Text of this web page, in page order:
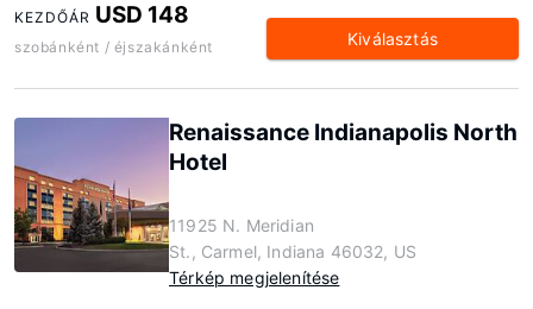
KEZDŐÁR USD 148
szobánként / éjszakánként Kiválasztás
Renaissance Indianapolis North
Hotel
11925 N. Meridian
St., Carmel, Indiana 46032, US
Térkép megjelenítése